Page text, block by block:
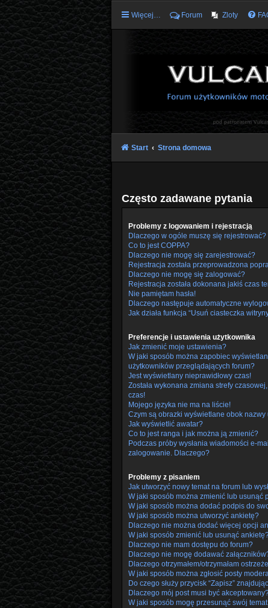
Więcej… Forum Zloty
Start Strona domowa
Często zadawane pytania
Problemy z logowaniem i rejestracją
Dlaczego w ogóle muszę się rejestrować?
Co to jest COPPA?
Dlaczego nie mogę się zarejestrować?
Rejestracja została przeprowadzona
Dlaczego nie mogę się zalogować?
Rejestracja została dokonana jakiś czas
Nie pamiętam hasła!
Dlaczego następuje automatyczne
Jak działa funkcja “Usuń ciasteczka
Preferencje i ustawienia użytkownika
Jak zmienić moje ustawienia?
W jaki sposób można zapobiec
użytkowników przeglądających forum?
Jest wyświetlany nieprawidłowy czas!
Została wykonana zmiana strefy
czas!
Mojego języka nie ma na liście!
Czym są obrazki wyświetlane obok nazwy
Jak wyświetlić awatar?
Co to jest ranga i jak można ją zmienić?
Podczas próby wysłania wiadomości e-
zalogowanie. Dlaczego?
Problemy z pisaniem
Jak utworzyć nowy temat na forum lub
W jaki sposób można zmienić lub usunąć
W jaki sposób można dodać podpis do
W jaki sposób można utworzyć ankietę?
Dlaczego nie można dodać więcej opcji
W jaki sposób zmienić lub usunąć
Dlaczego nie mam dostępu do forum?
Dlaczego nie mogę dodawać
Dlaczego otrzymałem/otrzymałam
W jaki sposób można zgłosić posty
Do czego służy przycisk “Zapisz”
Dlaczego mój post musi być
W jaki sposób mogę przesunąć swój